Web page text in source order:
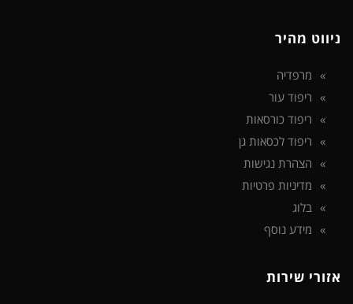
ניווט מהיר
מרפדיה
ריפוד עור
ריפוד כורסאות
ריפוד לכסאות גן
הצהרת נגישות
מדיניות פרטיות
בלוג
מידע נוסף
אזורי שירות